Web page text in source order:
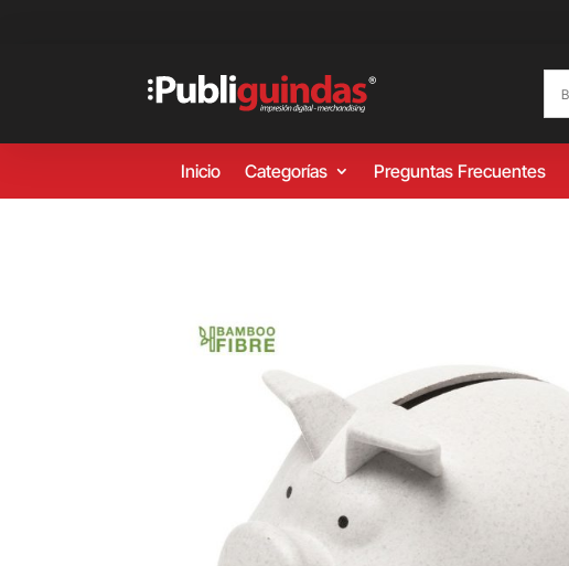
Inicio Categorías Preguntas Frecuentes